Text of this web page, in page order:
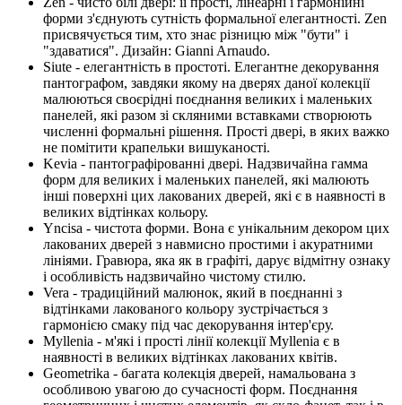
форми з'єднують сутність формальної елегантності. Zen
присвячується тим, хто знає різницю між "бути" і
"здаватися". Дизайн: Gianni Arnaudo.
Siute - елегантність в простоті. Елегантне декорування
пантографом, завдяки якому на дверях даної колекції
малюються своєрідні поєднання великих і маленьких
панелей, які разом зі скляними вставками створюють
численні формальні рішення. Прості двері, в яких важко
не помітити крапельки вишуканості.
Kevia - пантографірованні двері. Надзвичайна гамма
форм для великих і маленьких панелей, які малюють
інші поверхні цих лакованих дверей, які є в наявності в
великих відтінках кольору.
Yncisa - чистота форми. Вона є унікальним декором цих
лакованих дверей з навмисно простими і акуратними
лініями. Гравюра, яка як в графіті, дарує відмітну ознаку
і особливість надзвичайно чистому стилю.
Vera - традиційний малюнок, який в поєднанні з
відтінками лакованого кольору зустрічається з
гармонією смаку під час декорування інтер'єру.
Myllenia - м'які і прості лінії колекції Myllenia є в
наявності в великих відтінках лакованих квітів.
Geometrika - багата колекція дверей, намальована з
особливою увагою до сучасності форм. Поєднання